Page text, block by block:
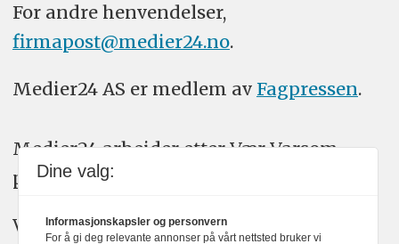
For andre henvendelser,
firmapost@medier24.no.
Medier24 AS er medlem av Fagpressen.
Medier24 arbeider etter Vær Varsom-
plakatens regler for god presseskikk.
Vi bruker KI-verktøy som ChatGPT,
Dine valg:
Informasjonskapsler og personvern
For å gi deg relevante annonser på vårt nettsted bruker vi